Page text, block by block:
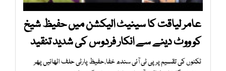
عامر لیاقت کا سینیٹ الیکشن میں حفیظ شیخ
کو ووٹ دینے سے انکار فردوس کی شدید تنقید
ٹکٹوں کی تقسیم پر پی ٹی آئی سندھ خفا،حفیظ پارٹی حلف اٹھائیں پھر